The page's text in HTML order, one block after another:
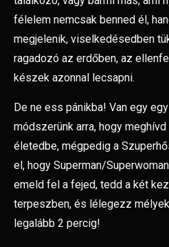
félelem nemcsak benned él,
megjelenik, viselkedésedben
ragadozó az erdőben, az
készek azonnal lecsapni.
De ne ess pánikba! Van egy
módszerünk arra, hogy meghívd
életedbe, mégpedig a
el, hogy Superman/
emeld fel a fejed, tedd a két
terpeszben, és lélegezz
legalább 2 percig!